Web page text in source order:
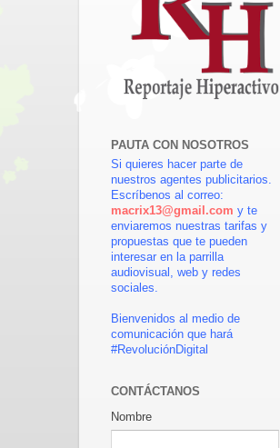
PAUTA CON NOSOTROS
Si quieres hacer parte de
nuestros agentes publicitarios.
Escríbenos al correo:
macrix13@gmail.com y te
enviaremos nuestras tarifas y
propuestas que te pueden
interesar en la parrilla
audiovisual, web y redes
sociales.
Bienvenidos al medio de
comunicación que hará
#RevoluciónDigital
CONTÁCTANOS
Nombre